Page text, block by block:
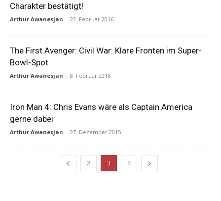
Charakter bestätigt!
Arthur Awanesjan - 22. Februar 2016
The First Avenger: Civil War: Klare Fronten im Super-
Bowl-Spot
Arthur Awanesjan - 8. Februar 2016
Iron Man 4: Chris Evans wäre als Captain America
gerne dabei
Arthur Awanesjan - 27. Dezember 2015
2 3 4